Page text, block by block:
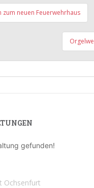
zum neuen Feuerwehrhaus
gefunden!
Ochsenfurt